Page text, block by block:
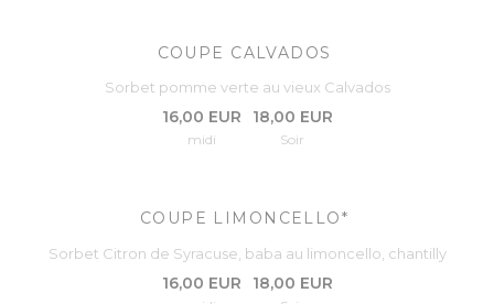
COUPE CALVADOS
Sorbet pomme verte au vieux Calvados
16,00 EUR
midi
18,00 EUR
Soir
COUPE LIMONCELLO*
Sorbet Citron de Syracuse, baba au limoncello, chantilly
16,00 EUR 18,00 EUR